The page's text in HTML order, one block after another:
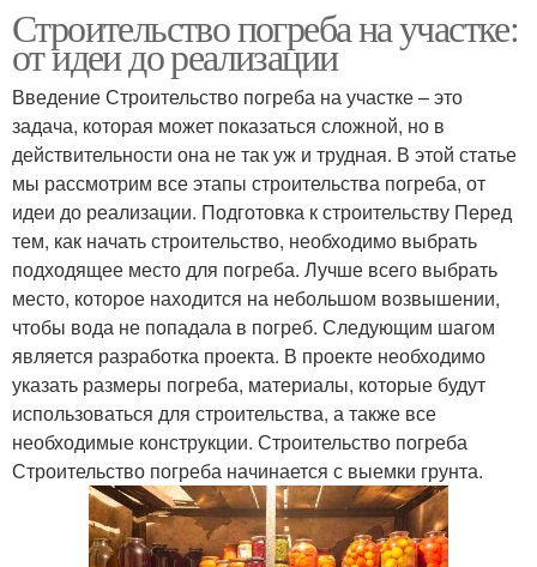
Строительство погреба на участке:
от идеи до реализации
Введение Строительство погреба на участке – это
задача, которая может показаться сложной, но в
действительности она не так уж и трудная. В этой статье
мы рассмотрим все этапы строительства погреба, от
идеи до реализации. Подготовка к строительству Перед
тем, как начать строительство, необходимо выбрать
подходящее место для погреба. Лучше всего выбрать
место, которое находится на небольшом возвышении,
чтобы вода не попадала в погреб. Следующим шагом
является разработка проекта. В проекте необходимо
указать размеры погреба, материалы, которые будут
использоваться для строительства, а также все
необходимые конструкции. Строительство погреба
Строительство погреба начинается с выемки грунта.